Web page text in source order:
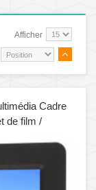
Afficher
Cadre
de film /